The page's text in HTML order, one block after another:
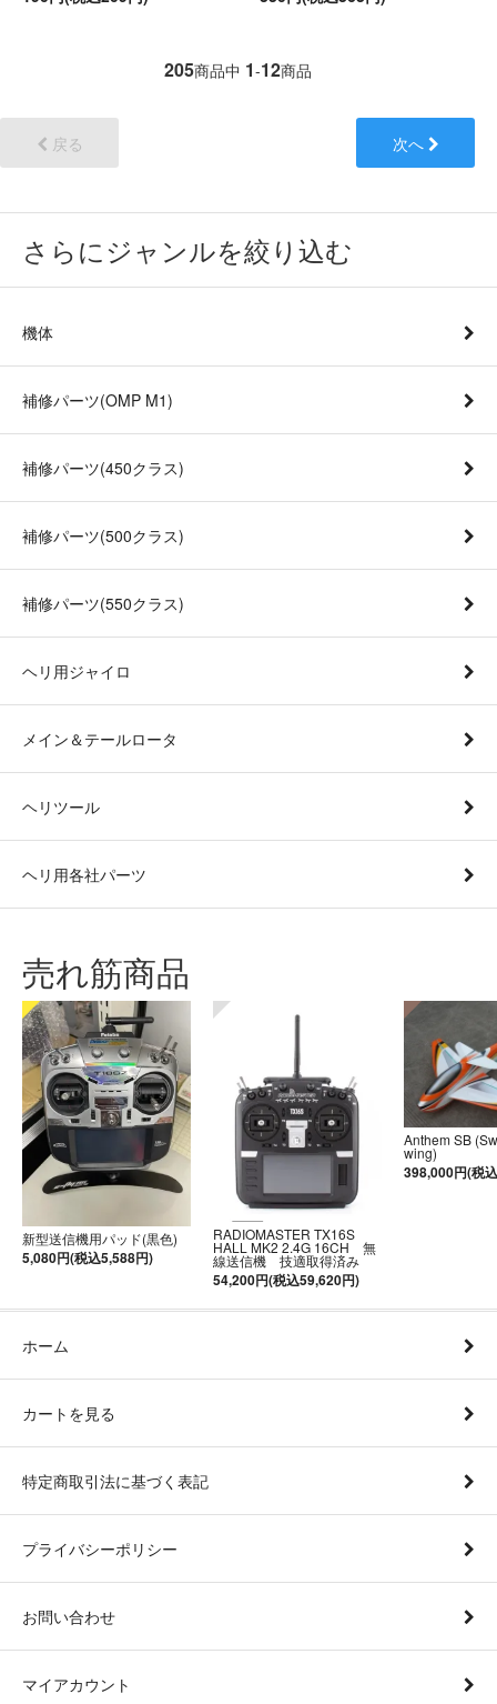
205商品中 1-12商品
戻る 次へ
さらにジャンルを絞り込む
機体
補修パーツ(OMP M1)
補修パーツ(450クラス)
補修パーツ(500クラス)
補修パーツ(550クラス)
ヘリ用ジャイロ
メイン＆テールロータ
ヘリツール
ヘリ用各社パーツ
売れ筋商品
新型送信機用パッド(黒色)
5,080円(税込5,588円)
RADIOMASTER TX16S
HALL MK2 2.4G 16CH 無
線送信機 技適取得済み
54,200円(税込59,620円)
Anthem SB
wing)
398,000円(税
ホーム
カートを見る
特定商取引法に基づく表記
プライバシーポリシー
お問い合わせ
マイアカウント